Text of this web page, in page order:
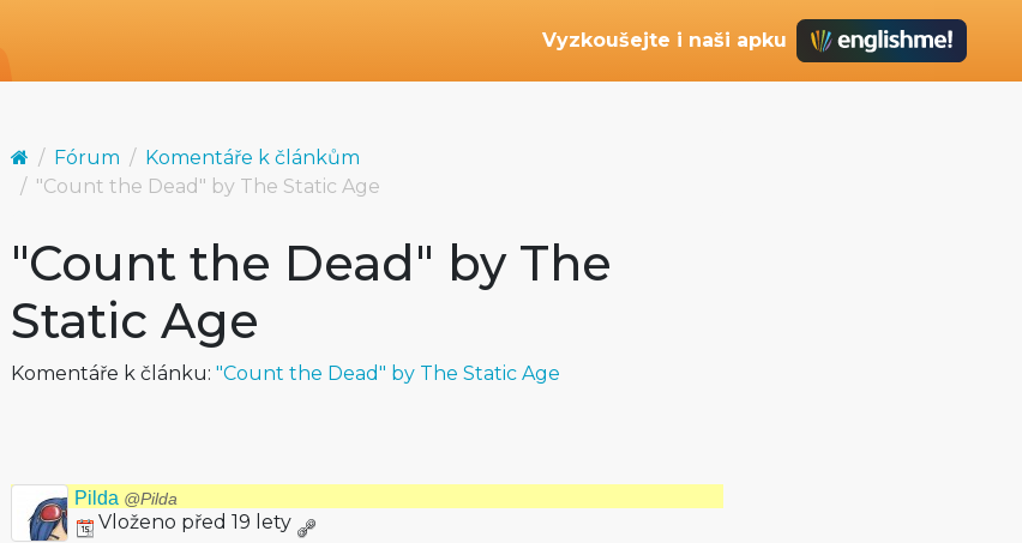
Vyzkoušejte i naši apku
Fórum
Komentáře k článkům
"Count the Dead" by The Static Age
"Count the Dead" by The
Static Age
Komentáře k článku: "Count the Dead" by The Static Age
Pilda @Pilda
Vloženo před 19 lety